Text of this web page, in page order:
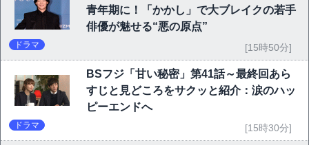
青年期に！「かかし」で大ブレイクの若手
俳優が魅せる“悪の原点”
ドラマ [15時50分]
BSフジ「甘い秘密」第41話～最終回あら
すじと見どころをサクッと紹介：涙のハッ
ピーエンドへ
ドラマ [15時30分]